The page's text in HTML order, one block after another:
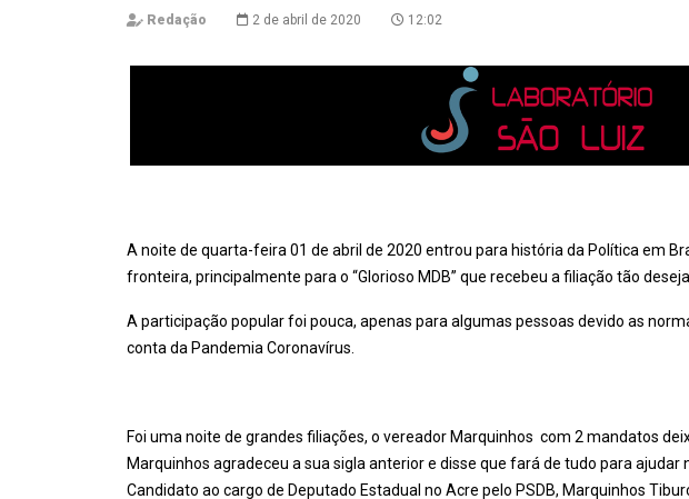
Redação 2 de abril de 2020 12:02
A noite de quarta-feira 01 de abril de 2020 entrou para história da Política em
fronteira, principalmente para o “Glorioso MDB” que recebeu a filiação tão
A participação popular foi pouca, apenas para algumas pessoas devido as
conta da Pandemia Coronavírus.
Foi uma noite de grandes filiações, o vereador Marquinhos com 2 mandatos
Marquinhos agradeceu a sua sigla anterior e disse que fará de tudo para ajudar
Candidato ao cargo de Deputado Estadual no Acre pelo PSDB, Marquinhos